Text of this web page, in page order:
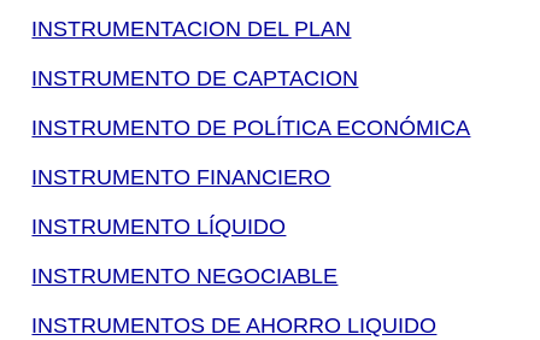
INSTRUMENTACION DEL PLAN
INSTRUMENTO DE CAPTACION
INSTRUMENTO DE POLÍTICA ECONÓMICA
INSTRUMENTO FINANCIERO
INSTRUMENTO LÍQUIDO
INSTRUMENTO NEGOCIABLE
INSTRUMENTOS DE AHORRO LIQUIDO